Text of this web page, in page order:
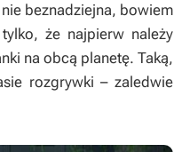
beznadziejna, bowiem
że najpierw należy
na obcą planetę. Taką,
rozgrywki – zaledwie